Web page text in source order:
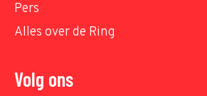
Pers
Alles over de Ring
Volg ons